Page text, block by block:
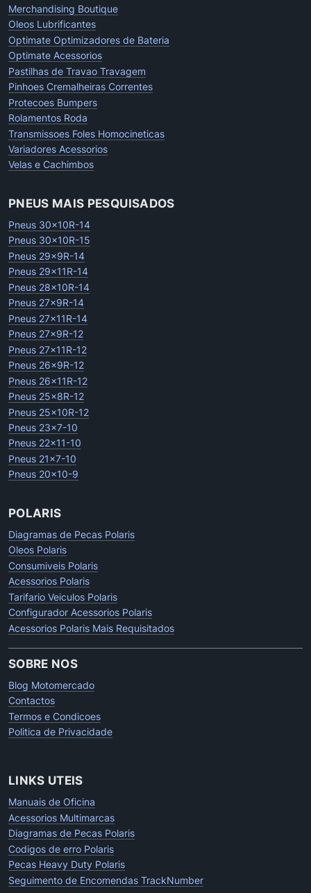
Merchandising Boutique
Oleos Lubrificantes
Optimate Optimizadores de Bateria
Optimate Acessorios
Pastilhas de Travao Travagem
Pinhoes Cremalheiras Correntes
Protecoes Bumpers
Rolamentos Roda
Transmissoes Foles Homocineticas
Variadores Acessorios
Velas e Cachimbos
PNEUS MAIS PESQUISADOS
Pneus 30x10R-14
Pneus 30x10R-15
Pneus 29x9R-14
Pneus 29x11R-14
Pneus 28x10R-14
Pneus 27x9R-14
Pneus 27x11R-14
Pneus 27x9R-12
Pneus 27x11R-12
Pneus 26x9R-12
Pneus 26x11R-12
Pneus 25x8R-12
Pneus 25x10R-12
Pneus 23x7-10
Pneus 22x11-10
Pneus 21x7-10
Pneus 20x10-9
POLARIS
Diagramas de Pecas Polaris
Oleos Polaris
Consumiveis Polaris
Acessorios Polaris
Tarifario Veiculos Polaris
Configurador Acessorios Polaris
Acessorios Polaris Mais Requisitados
SOBRE NOS
Blog Motomercado
Contactos
Termos e Condicoes
Politica de Privacidade
LINKS UTEIS
Manuais de Oficina
Acessorios Multimarcas
Diagramas de Pecas Polaris
Codigos de erro Polaris
Pecas Heavy Duty Polaris
Seguimento de Encomendas TrackNumber